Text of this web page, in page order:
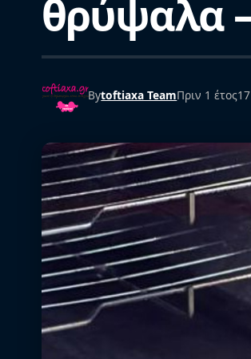
θρύψαλα
Bytoftiaxa TeamΠριν 1 έτος